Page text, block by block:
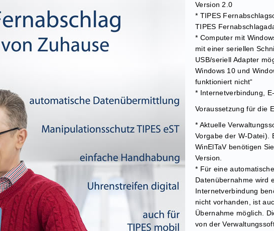
Version 2.0
* TIPES
TIPES
* Computer mit
mit einer seriellen
USB/seriell Adapter
Windows 10 und
funktioniert nicht“
* Internetverbindung,
Voraussetzung für die
* Aktuelle
Vorgabe der W-Datei).
WinElTaV benötigen
Version.
* Für eine automatische
Datenübernahme wird
Internetverbindung
nicht vorhanden, ist
Übernahme möglich.
von der